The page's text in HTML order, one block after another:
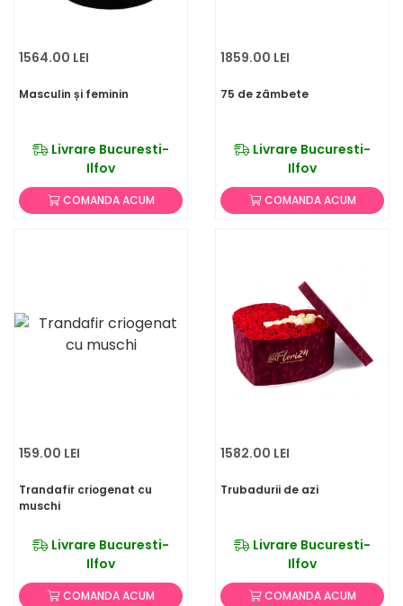
1564.00 LEI
Masculin și feminin
Livrare Bucuresti-
Ilfov
COMANDA ACUM
1859.00 LEI
75 de zâmbete
Livrare Bucuresti-
Ilfov
COMANDA ACUM
159.00 LEI
Trandafir criogenat cu
muschi
Livrare Bucuresti-
Ilfov
COMANDA ACUM
1582.00 LEI
Trubadurii de azi
Livrare Bucuresti-
Ilfov
COMANDA ACUM